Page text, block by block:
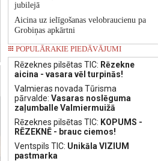
jubilejā
Aicina uz ielīgošanas velobraucienu pa
Grobiņas apkārtni
POPULĀRAKIE PIEDĀVĀJUMI
Rēzeknes pilsētas TIC: Rēzekne
aicina - vasara vēl turpinās!
Valmieras novada Tūrisma
pārvalde: Vasaras noslēguma
zaļumballe Valmiermuižā
Rēzeknes pilsētas TIC: KOPUMS -
RĒZEKNĒ - brauc ciemos!
Ventspils TIC: Unikāla VIZIUM
pastmarka